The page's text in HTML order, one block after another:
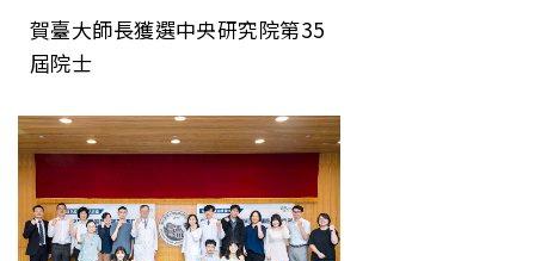
賀臺大師長獲選中央研究院第35
屆院士